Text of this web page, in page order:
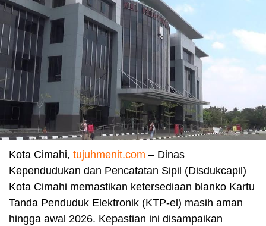
Kota Cimahi, tujuhmenit.com – Dinas
Kependudukan dan Pencatatan Sipil (Disdukcapil)
Kota Cimahi memastikan ketersediaan blanko Kartu
Tanda Penduduk Elektronik (KTP-el) masih aman
hingga awal 2026. Kepastian ini disampaikan